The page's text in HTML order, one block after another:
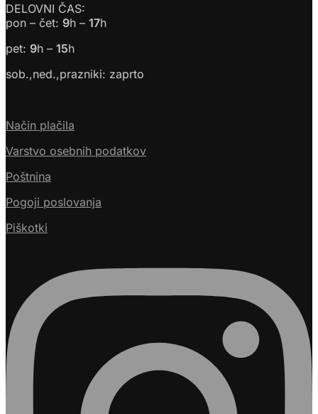
DELOVNI ČAS:
pon – čet: 9h – 17h
pet: 9h – 15h
sob.,ned.,prazniki: zaprto
Način plačila
Varstvo osebnih podatkov
Poštnina
Pogoji poslovanja
Piškotki